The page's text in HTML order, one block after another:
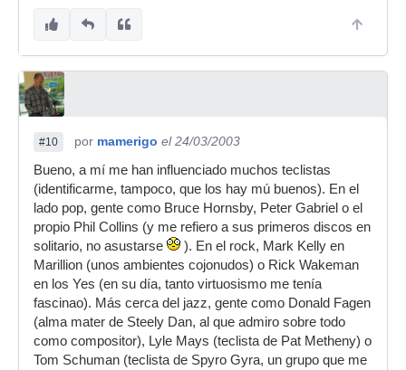
#10 por mamerigo el 24/03/2003
Bueno, a mí me han influenciado muchos teclistas
(identificarme, tampoco, que los hay mú buenos). En el
lado pop, gente como Bruce Hornsby, Peter Gabriel o el
propio Phil Collins (y me refiero a sus primeros discos en
solitario, no asustarse
). En el rock, Mark Kelly en
Marillion (unos ambientes cojonudos) o Rick Wakeman
en los Yes (en su día, tanto virtuosismo me tenía
fascinao). Más cerca del jazz, gente como Donald Fagen
(alma mater de Steely Dan, al que admiro sobre todo
como compositor), Lyle Mays (teclista de Pat Metheny) o
Tom Schuman (teclista de Spyro Gyra, un grupo que me